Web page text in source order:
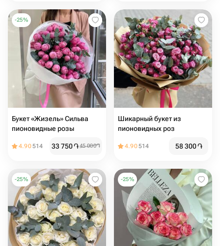
-25%
Букет «Жизель» Сильва
пионовидные розы
4.90514 33 750֏45 000֏
Шикарный букет из
пионовидных роз
4.90514 58 300֏
-25% -25%